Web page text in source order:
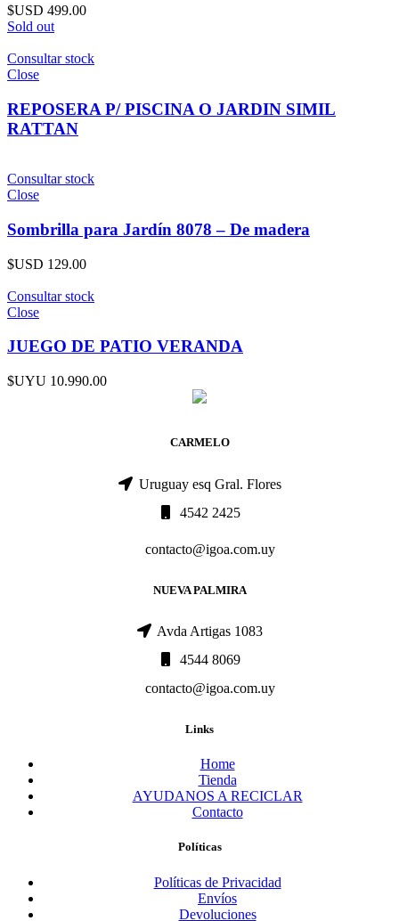
$USD 499.00
Sold out
Consultar stock
Close
REPOSERA P/ PISCINA O JARDIN SIMIL
RATTAN
Consultar stock
Close
Sombrilla para Jardín 8078 – De madera
$USD 129.00
Consultar stock
Close
JUEGO DE PATIO VERANDA
$UYU 10.990.00
CARMELO
Uruguay esq Gral. Flores
4542 2425
contacto@igoa.com.uy
NUEVA PALMIRA
Avda Artigas 1083
4544 8069
contacto@igoa.com.uy
Links
Home
Tienda
AYUDANOS A RECICLAR
Contacto
Políticas
Políticas de Privacidad
Envíos
Devoluciones